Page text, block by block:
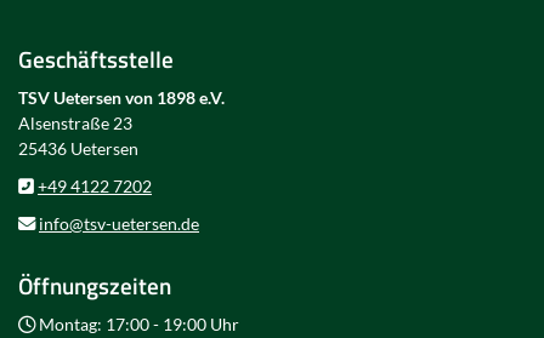
Geschäftsstelle
TSV Uetersen von 1898 e.V.
Alsenstraße 23
25436 Uetersen
+49 4122 7202
info@tsv-uetersen.de
Öffnungszeiten
Montag: 17:00 - 19:00 Uhr